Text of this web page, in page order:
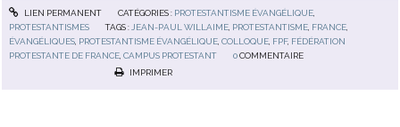
LIEN PERMANENT CATÉGORIES : PROTESTANTISME ÉVANGÉLIQUE,
PROTESTANTISMES
TAGS : JEAN-PAUL WILLAIME PROTESTANTISME FRANCE
ÉVANGÉLIQUES PROTESTANTISME ÉVANGÉLIQUE ,COLLOQUE FPF, FÉDÉRATION
PROTESTANTE DE FRANCE ,CAMPUS PROTESTANT 0 COMMENTAIRE
IMPRIMER